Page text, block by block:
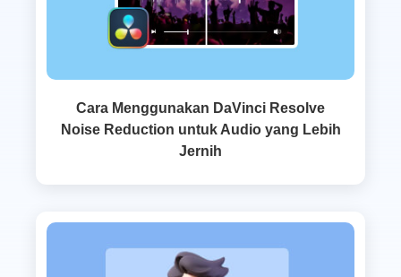
Cara Menggunakan DaVinci Resolve
Noise Reduction untuk Audio yang Lebih
Jernih